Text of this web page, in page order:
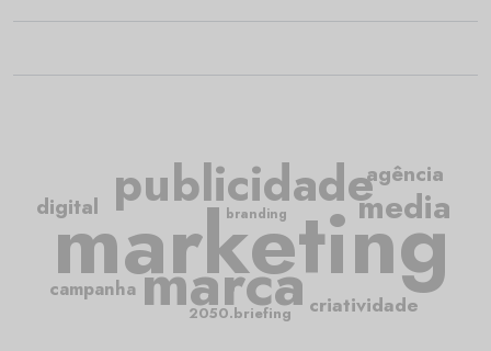
marketing
publicidade
marca criatividade
campanha
media
agência
digital
2050.briefing
branding